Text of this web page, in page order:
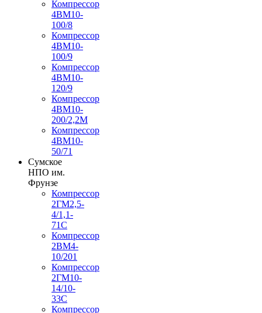
Компрессор
4ВМ10-
100/8
Компрессор
4ВМ10-
100/9
Компрессор
4ВМ10-
120/9
Компрессор
4ВМ10-
200/2,2М
Компрессор
4ВМ10-
50/71
Сумское
НПО им.
Фрунзе
Компрессор
2ГМ2,5-
4/1,1-
71С
Компрессор
2ВМ4-
10/201
Компрессор
2ГМ10-
14/10-
33С
Компрессор